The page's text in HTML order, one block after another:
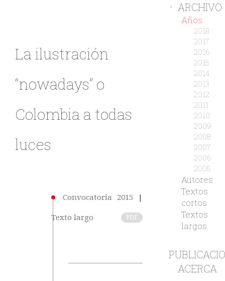
- ARCHIVO
Años
2018
2017
2016
2015
2014
2013
2012
2011
2010
2009
2008
2007
2006
2005
Autores
Textos
cortos
Textos
largos
ACERCA
La ilustración
“nowadays” o
Colombia a todas
luces
Convocatoria 2015 |
Texto largo PDF